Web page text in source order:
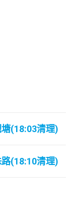
塘(18:03清理)
(18:10清理)